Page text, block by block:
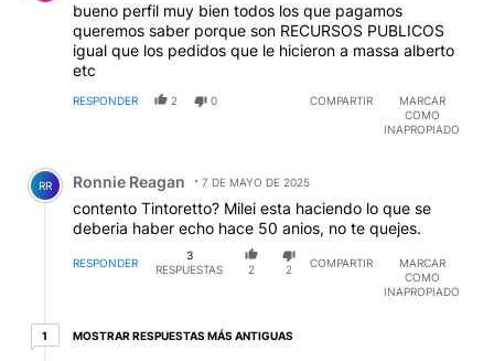
bueno perfil muy bien todos los que pagamos
queremos saber porque son RECURSOS PUBLICOS
igual que los pedidos que le hicieron a massa alberto
etc
RESPONDER 2 0 COMPARTIR
MARCAR
COMO
INAPROPIADO
Comentario de Ronnie Reagan.
RR Ronnie Reagan 7 DE MAYO DE 2025
contento Tintoretto? Milei esta haciendo lo que se
deberia haber echo hace 50 anios, no te quejes.
RESPONDER
3
RESPUESTAS
2 2
COMPARTIR
MARCAR
COMO
INAPROPIADO
11 respuesta más antiguas
MOSTRAR RESPUESTAS MÁS ANTIGUAS